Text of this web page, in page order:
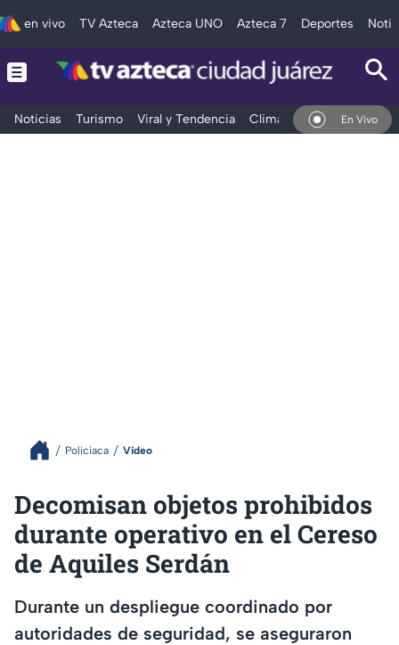
en vivo TV Azteca Azteca UNO Azteca 7 Deportes
Noticias Turismo Viral y Tendencia Clima DeportesEn Vivo
Policiaca Video
Decomisan objetos prohibidos
durante operativo en el Cereso
de Aquiles Serdán
Durante un despliegue coordinado por
autoridades de seguridad, se aseguraron